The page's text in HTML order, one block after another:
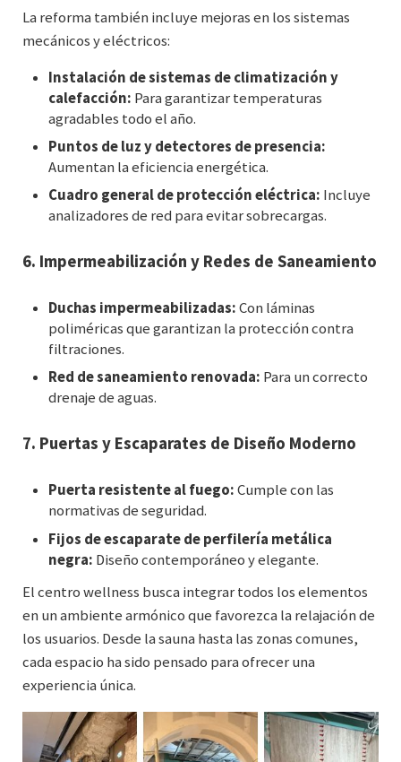
La reforma también incluye mejoras en los sistemas
mecánicos y eléctricos:
Instalación de sistemas de climatización y
calefacción: Para garantizar temperaturas
agradables todo el año.
Puntos de luz y detectores de presencia:
Aumentan la eficiencia energética.
Cuadro general de protección eléctrica: Incluye
analizadores de red para evitar sobrecargas.
6. Impermeabilización y Redes de Saneamiento
Duchas impermeabilizadas:Con láminas
poliméricas que garantizan la protección contra
filtraciones.
Red de saneamiento renovada: Para un correcto
drenaje de aguas.
7. Puertas y Escaparates de Diseño Moderno
Puerta resistente al fuego:Cumple con las
normativas de seguridad.
Fijos de escaparate de perfilería metálica
negra: Diseño contemporáneo y elegante.
El centro wellness busca integrar todos los elementos
en un ambiente armónico que favorezca la relajación de
los usuarios. Desde la sauna hasta las zonas comunes,
cada espacio ha sido pensado para ofrecer una
experiencia única.